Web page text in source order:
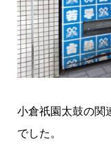
小倉祇園太鼓の関
でした。